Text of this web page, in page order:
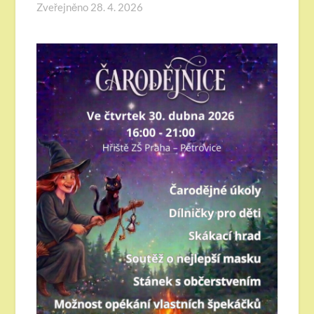
Zveřejněno 28. 4. 2026